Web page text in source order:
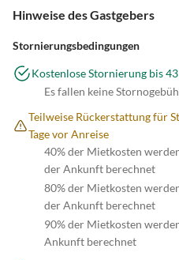
Hinweise des Gastgebers
Stornierungsbedingungen
Kostenlose Stornierung bis
Es fallen keine
Teilweise Rückerstattung für
Tage vor Anreise
40% der Mietkosten
der Ankunft berechnet
80% der Mietkosten
der Ankunft berechnet
90% der Mietkosten
Ankunft berechnet